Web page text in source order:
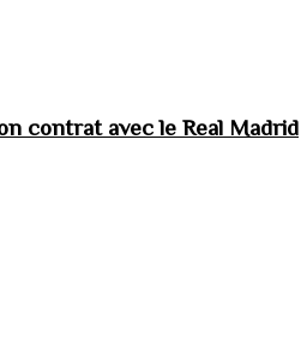
contrat avec le Real Madrid